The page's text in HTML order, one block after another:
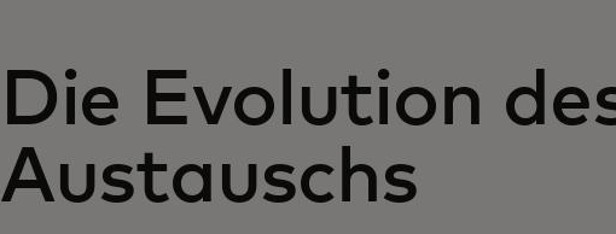
Die Evolution
Austauschs